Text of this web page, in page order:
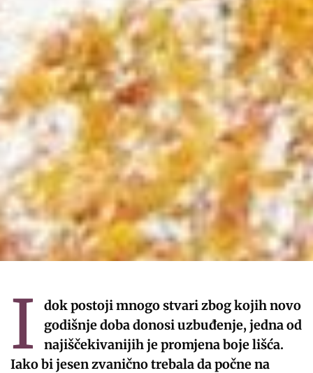
I
dok postoji mnogo stvari zbog kojih novo
godišnje doba donosi uzbuđenje, jedna od
najiščekivanijih je promjena boje lišća.
Iako bi jesen zvanično trebala da počne na